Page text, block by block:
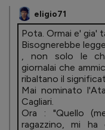
eligio71
Pota. Ormai e' gia'
Bisognerebbe
, non solo le
giornalai che
ribaltano il
Mai nominato
Cagliari.
Ora : "Quello
ragazzino, mi